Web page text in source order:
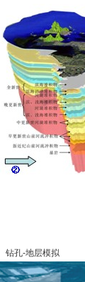
钻孔-地层模拟